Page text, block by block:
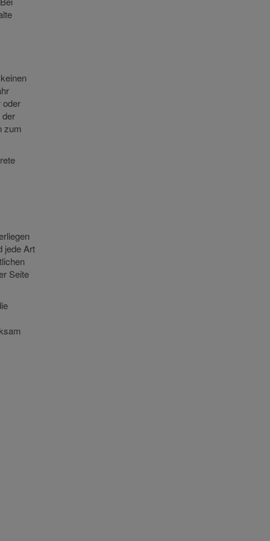
oder
der
zum
jede Art
Seite